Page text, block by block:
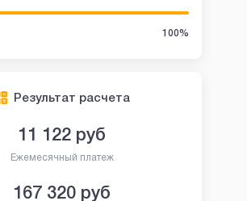
100%
Результат расчета
11 122 руб
Ежемесячный платеж
167 320 руб